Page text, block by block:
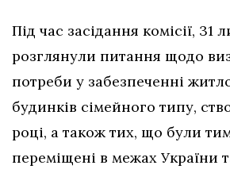
Під час засідання комісії, 31
розглянули питання щодо
потреби у забезпеченні
будинків сімейного типу,
році, а також тих, що були
переміщені в межах України